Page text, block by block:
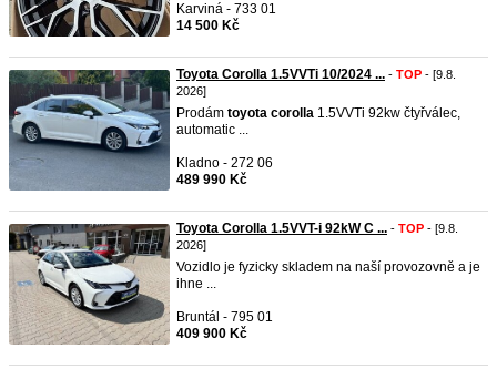
Karviná - 733 01
14 500 Kč
Toyota Corolla 1.5VVTi 10/2024 ... - TOP - [9.8.
2026]
Prodám toyota corolla 1.5VVTi 92kw čtyřválec,
automatic ...
Kladno - 272 06
489 990 Kč
Toyota Corolla 1.5VVT-i 92kW C ... - TOP - [9.8.
2026]
Vozidlo je fyzicky skladem na naší provozovně a je
ihne ...
Bruntál - 795 01
409 900 Kč